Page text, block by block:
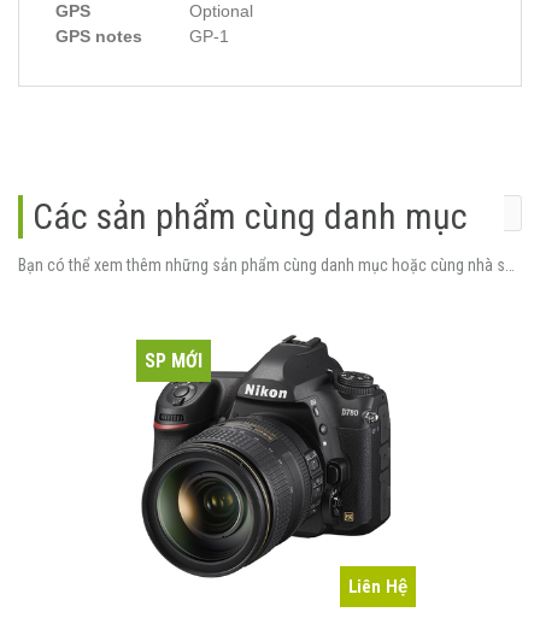
GPS
Optional
GPS notes
GP-1
Các sản phẩm cùng danh mục
Liên Hệ
SP MỚI